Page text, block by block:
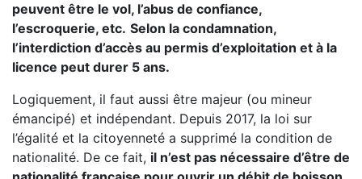
peuvent être le vol, l’abus de confiance,
l’escroquerie, etc. Selon la condamnation,
l’interdiction d’accès au permis d’exploitation et à la
licence peut durer 5 ans.
Logiquement, il faut aussi être majeur (ou mineur
émancipé) et indépendant. Depuis 2017, la loi sur
l’égalité et la citoyenneté a supprimé la condition de
nationalité. De ce fait, il n’est pas nécessaire d’être de